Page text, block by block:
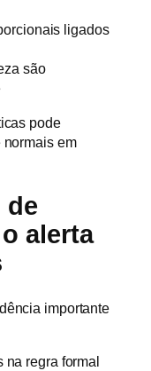
ligados
são
pode
normais em
de
alerta
importante
na regra formal